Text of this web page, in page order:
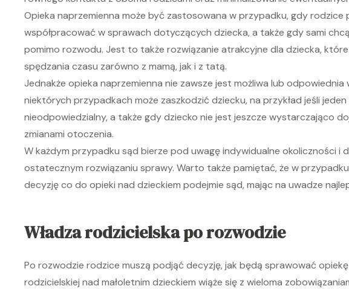
Opieka naprzemienna może być zastosowana w przypadku, gdy
współpracować w sprawach dotyczących dziecka, a także gdy sami
pomimo rozwodu. Jest to także rozwiązanie atrakcyjne dla dziecka,
spędzania czasu zarówno z mamą, jak i z tatą.
Jednakże opieka naprzemienna nie zawsze jest możliwa lub
niektórych przypadkach może zaszkodzić dziecku, na przykład jeśli
nieodpowiedzialny, a także gdy dziecko nie jest jeszcze wystarczająco
zmianami otoczenia.
W każdym przypadku sąd bierze pod uwagę indywidualne okoliczności i
ostatecznym rozwiązaniu sprawy. Warto także pamiętać, że w
decyzję co do opieki nad dzieckiem podejmie sąd, mając na uwadze
Władza rodzicielska po rozwodzie
Po rozwodzie rodzice muszą podjąć decyzję, jak będą sprawować
rodzicielskiej nad małoletnim dzieckiem wiąże się z wieloma